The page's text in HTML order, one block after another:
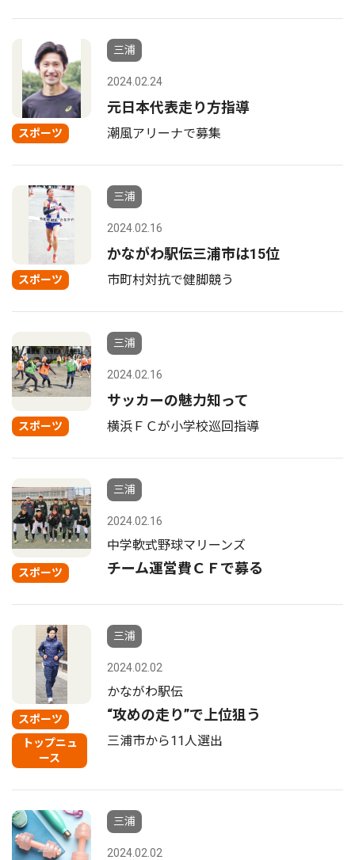
スポーツ
三浦
2024.02.24
元日本代表走り方指導
潮風アリーナで募集
スポーツ
三浦
2024.02.16
かながわ駅伝三浦市は15位
市町村対抗で健脚競う
スポーツ
三浦
2024.02.16
サッカーの魅力知って
横浜ＦＣが小学校巡回指導
スポーツ
三浦
2024.02.16
中学軟式野球マリーンズ
チーム運営費ＣＦで募る
スポーツ
トップニュ
ース
三浦
2024.02.02
かながわ駅伝
“攻めの走り”で上位狙う
三浦市から11人選出
三浦
2024.02.02